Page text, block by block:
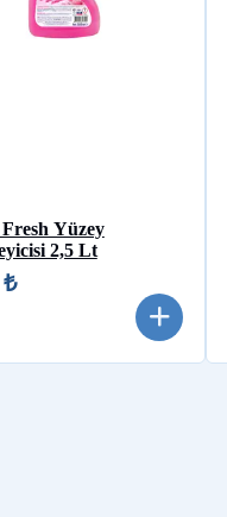
Yüzey
2,5 Lt